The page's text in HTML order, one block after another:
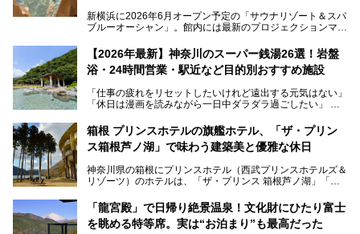
新横浜に2026年6月オープン予定の「サウナリゾート＆スパ
ブルーオーシャン」。館内には最新のプロジェクションマッ
的な“没入感（イマーシブ）”を体験できます。
今回は、そんな大注目の施設に一足先にお邪魔し、その全貌
を見学させていただきました！
サウナ室の中に咲き誇る桜、魚たちが泳ぐ水風呂、そしてバ
リのビーチを思わせる休憩スペース…。驚きの連続だった館
内の様子をレポートします！
【2026年最新】神奈川のスーパー銭湯26選！岩盤
浴・24時間営業・駅近など目的別おすすめ施設
「仕事の疲れをリセットしたいけれど遠出する元気はない」
「休日は漫画を読みながら一日中ダラダラ過ごしたい」
たい」
そんな「癒やされたい」という願いを叶えてくれるのが、神
神奈川県には、サウナや岩盤浴、一日中遊べるエンタメ施設
など、“非日常”を味わえるスーパー銭湯が数多く揃っていま
う」という人も多いはず。
そこで今回は、神奈川県内の人気施設26選を「安さ」「岩
箱根 プリンスホテルの旗艦ホテル、「ザ・プリン
ス箱根芦ノ湖」で味わう建築美と優雅な休日
神奈川県の箱根にプリンスホテル（西武プリンスホテルズ＆
リゾーツ）のホテルは、「ザ・プリンス 箱根芦ノ湖」「芦
「箱根仙石原プリンスホテル」と4軒あり、今回ご紹介する
「ザ・プリンス 箱根芦ノ湖」は、その中でもフラッグシッ
プ（旗艦）に位置づけられる特別なホテルです。
「龍宮殿」で日帰り絶景温泉！文化財にひたり富士
を眺める特等席。実は“お泊まり”も最高だった